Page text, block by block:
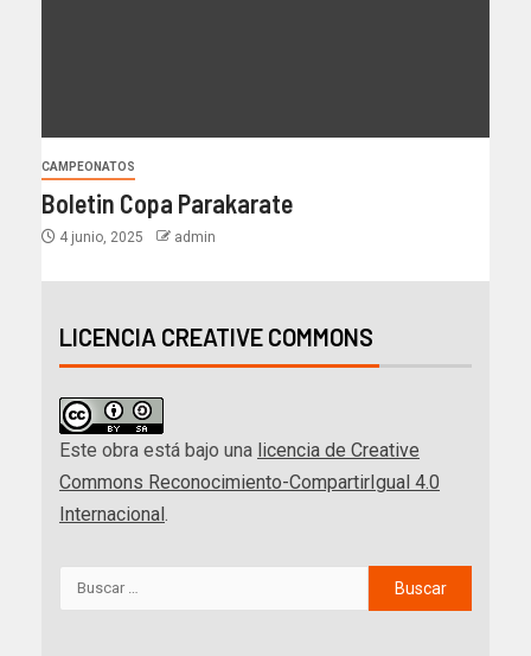
CAMPEONATOS
Boletin Copa Parakarate
4 junio, 2025 admin
LICENCIA CREATIVE COMMONS
Este obra está bajo una licencia de Creative
Commons Reconocimiento-CompartirIgual 4.0
Internacional.